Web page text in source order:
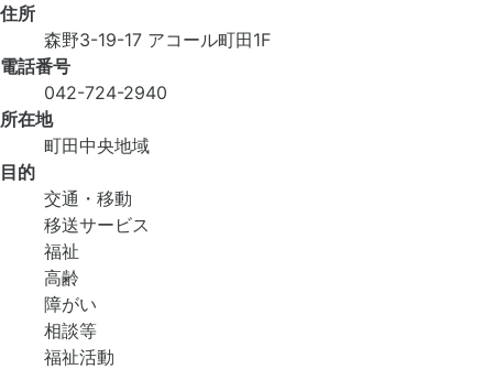
住所
森野3-19-17 アコール町田1F
電話番号
042-724-2940
所在地
町田中央地域
目的
交通・移動
移送サービス
福祉
高齢
障がい
相談等
福祉活動